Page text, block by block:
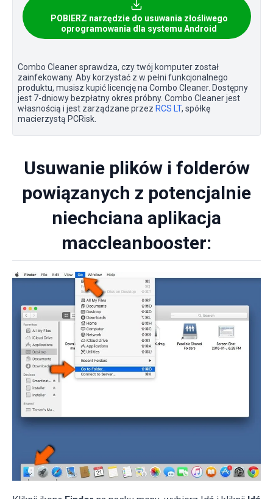
POBIERZ narzędzie do usuwania złośliwego
oprogramowania dla systemu Android
Combo Cleaner sprawdza, czy twój komputer został
zainfekowany. Aby korzystać z w pełni funkcjonalnego
produktu, musisz kupić licencję na Combo Cleaner. Dostępny
jest 7-dniowy bezpłatny okres próbny. Combo Cleaner jest
własnością i jest zarządzane przez RCS LT, spółkę
macierzystą PCRisk.
Usuwanie plików i folderów
powiązanych z potencjalnie
niechciana aplikacja
maccleanbooster: